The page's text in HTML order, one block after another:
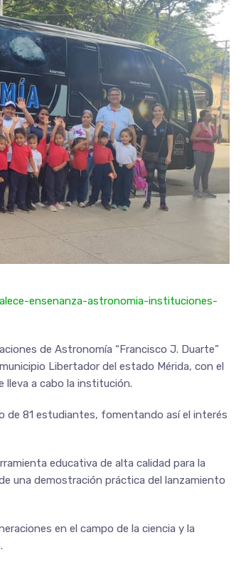
ensenanza-astronomia-instituciones-
de Astronomía “Francisco J. Duarte”
Libertador del estado Mérida, con el
lleva a cabo la institución.
de 81 estudiantes, fomentando así el interés
educativa de alta calidad para la
una demostración práctica del lanzamiento
en el campo de la ciencia y la